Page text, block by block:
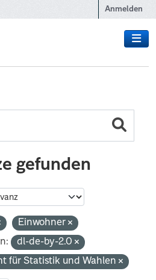
Anmelden
gefunden
Einwohner
dl-de-by-2.0
für Statistik und Wahlen